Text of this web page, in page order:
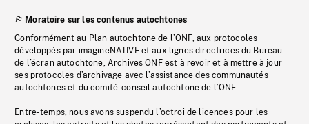
Moratoire sur les contenus autochtones
Conformément au Plan autochtone de l’ONF, aux protocoles
développés par imagineNATIVE et aux lignes directrices du Bureau
de l’écran autochtone, Archives ONF est à revoir et à mettre à jour
ses protocoles d’archivage avec l’assistance des communautés
autochtones et du comité-conseil autochtone de l’ONF.
Entre-temps, nous avons suspendu l’octroi de licences pour les